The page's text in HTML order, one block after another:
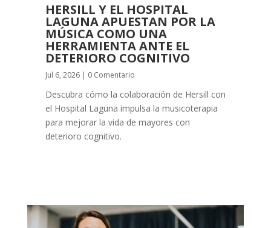
HERSILL Y EL HOSPITAL
LAGUNA APUESTAN POR LA
MÚSICA COMO UNA
HERRAMIENTA ANTE EL
DETERIORO COGNITIVO
Jul 6, 2026| 0 Comentario
Descubra cómo la colaboración de Hersill con
el Hospital Laguna impulsa la musicoterapia
para mejorar la vida de mayores con
deterioro cognitivo.